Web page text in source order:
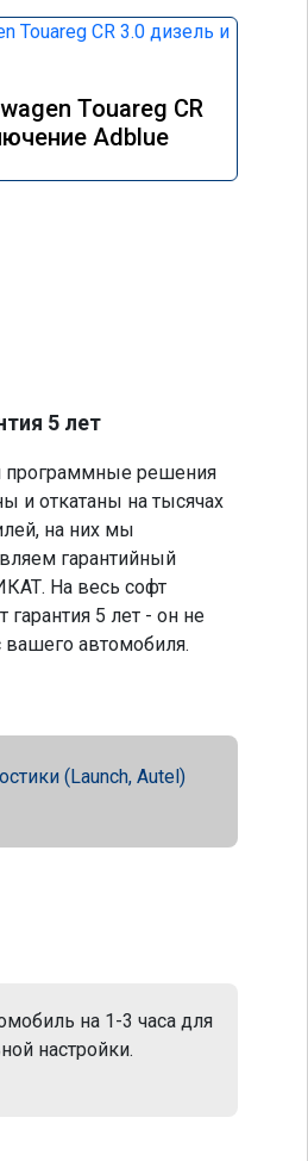
Touareg CR
Adblue
5 лет
программные решения
и откатаны на тысячах
на них мы
гарантийный
На весь софт
гарантия 5 лет - он не
вашего автомобиля.
(Launch, Autel)
на 1-3 часа для
настройки.